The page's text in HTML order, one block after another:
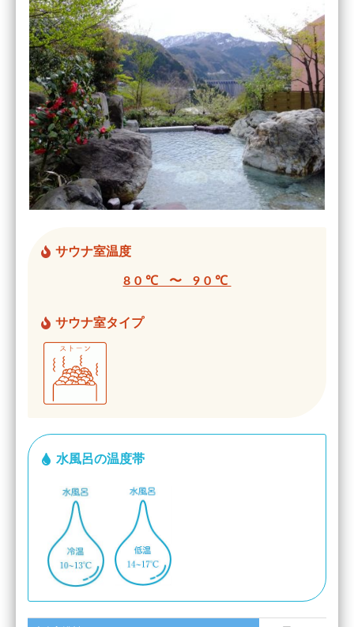
サウナ室温度
80℃ 〜 90℃
サウナ室タイプ
水風呂の温度帯